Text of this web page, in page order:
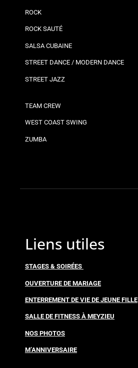
ROCK
ROCK SAUTÉ
SALSA CUBAINE
STREET DANCE / MODERN DANCE
STREET JAZZ
TEAM CREW
WEST COAST SWING
ZUMBA
Liens utiles
STAGES & SOIRÉES
OUVERTURE DE MARIAGE
ENTERREMENT DE VIE DE JEUNE FILLE
SALLE DE FITNESS À MEYZIEU
NOS PHOTOS
M’ANNIVERSAIRE